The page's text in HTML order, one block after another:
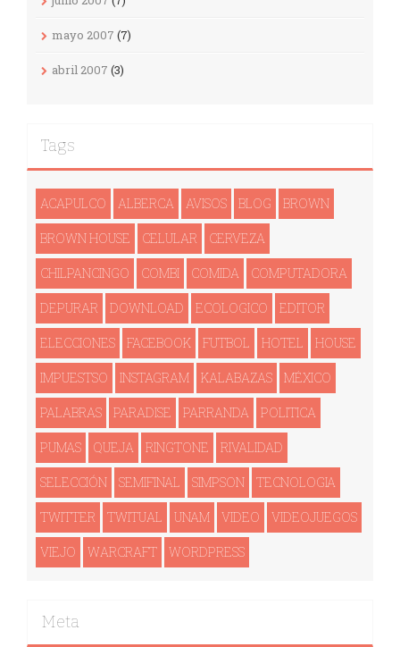
mayo 2007 (7)
abril 2007 (3)
Tags
ACAPULCO ALBERCA AVISOS BLOG BROWN
BROWN HOUSE CELULAR CERVEZA
CHILPANCINGO COMBI COMIDA COMPUTADORA
DEPURAR DOWNLOAD ECOLOGICO EDITOR
ELECCIONES FACEBOOK FUTBOL HOTEL HOUSE
IMPUESTSO INSTAGRAM KALABAZAS MÉXICO
PALABRAS PARADISE PARRANDA POLITICA
PUMAS QUEJA RINGTONE RIVALIDAD
SELECCIÓN SEMIFINAL SIMPSON TECNOLOGI­A
TWITTER TWITUAL UNAM VIDEO VIDEOJUEGOS
VIEJO WARCRAFT WORDPRESS
Meta